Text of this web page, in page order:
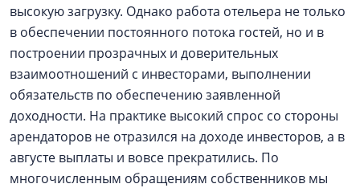
высокую загрузку. Однако работа отельера не только
в обеспечении постоянного потока гостей, но и в
построении прозрачных и доверительных
взаимоотношений с инвесторами, выполнении
обязательств по обеспечению заявленной
доходности. На практике высокий спрос со стороны
арендаторов не отразился на доходе инвесторов, а в
августе выплаты и вовсе прекратились. По
многочисленным обращениям собственников мы